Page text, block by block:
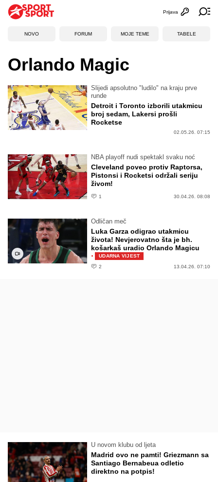
Otvori
Prijava
NOVO FORUM MOJE TEME TABELE
Orlando Magic
Slijedi apsolutno "ludilo" na kraju prve
runde
Detroit i Toronto izborili utakmicu
broj sedam, Lakersi prošli
Rocketse
02.05.26. 07:15
NBA playoff nudi spektakl svaku noć
Cleveland poveo protiv Raptorsa,
Pistonsi i Rocketsi održali seriju
živom!
1 30.04.26. 08:08
Odličan meč
Luka Garza odigrao utakmicu
života! Nevjerovatno šta je bh.
košarkaš uradio Orlando Magicu
·
UDARNA VIJEST
2
13.04.26. 07:10
U novom klubu od ljeta
Madrid ovo ne pamti! Griezmann sa
Santiago Bernabeua odletio
direktno na potpis!